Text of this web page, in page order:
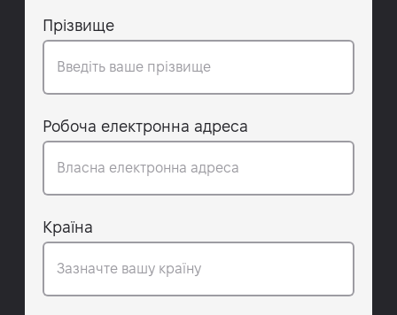
Прізвище
Робоча електронна адреса
Країна